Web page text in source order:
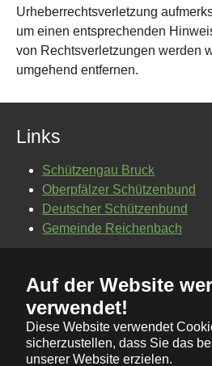
Auf der Website
verwendet!
Diese Website verwendet
sicherzustellen, dass Sie das
unserer Website erzielen.
Urheberrechtsverletzung
um einen entsprechenden
von Rechtsverletzungen werden
umgehend entfernen.
Links
Schützengau Bruck
Oberpfälzer Schützenbund
Deutscher Schützenbund
Gemeinde Reichenbach
Kontakt
Impressum
Datenschutz